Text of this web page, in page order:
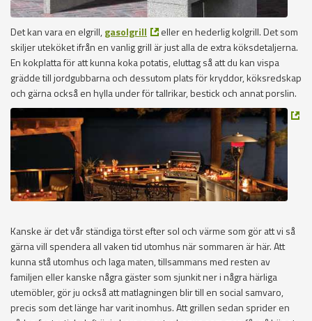
Det kan vara en elgrill,gasolgrill
eller en hederlig kolgrill. Det som
skiljer uteköket ifrån en vanlig grill är just alla de extra köksdetaljerna.
En kokplatta för att kunna koka potatis, eluttag så att du kan vispa
grädde till jordgubbarna och dessutom plats för kryddor, köksredskap
och gärna också en hylla under för tallrikar, bestick och annat porslin.
Kanske är det vår ständiga törst efter sol och värme som gör att vi så
gärna vill spendera all vaken tid utomhus när sommaren är här. Att
kunna stå utomhus och laga maten, tillsammans med resten av
familjen eller kanske några gäster som sjunkit ner i några härliga
utemöbler, gör ju också att matlagningen blir till en social samvaro,
precis som det länge har varit inomhus. Att grillen sedan sprider en